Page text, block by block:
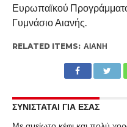
Ευρωπαϊκού
Γυμνάσιο Αιανής.
RELATED ITEMS: ΑΙΑΝΉ
ΣΥΝΙΣΤΑΤΑΙ ΓΙΑ ΕΣΑΣ